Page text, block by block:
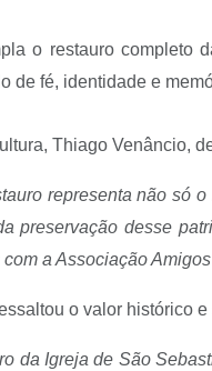
o restauro completo
de fé, identidade e
Thiago Venâncio,
representa não só
preservação desse
a Associação
o valor histórico
da Igreja de São